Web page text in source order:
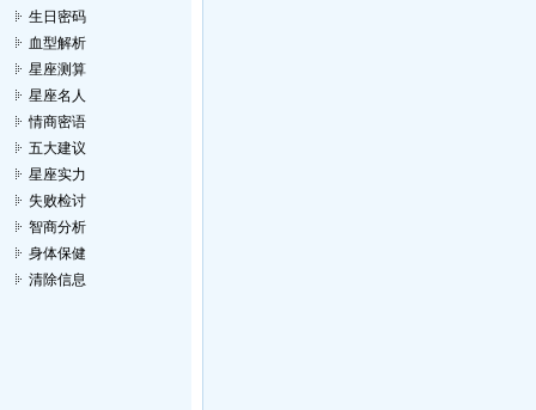
生日密码
血型解析
星座测算
星座名人
情商密语
五大建议
星座实力
失败检讨
智商分析
身体保健
清除信息